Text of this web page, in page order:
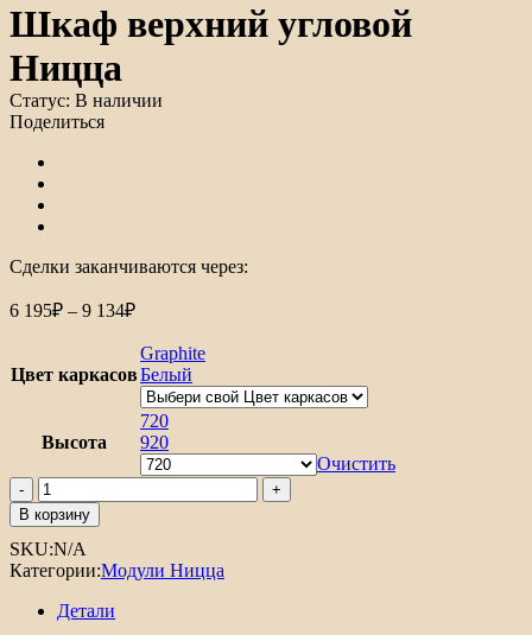
Шкаф верхний угловой
Ницца
Статус: В наличии
Поделиться
Сделки заканчиваются через:
6 195₽ – 9 134₽Диапазон
6
195₽
9
134₽
Цвет каркасов
Graphite
Белый
Высота
720
920
Очистить
Количество
товара
Шкаф
верхний
угловой
В корзину
SKU:N/A
Категории:Модули Ницца
Детали